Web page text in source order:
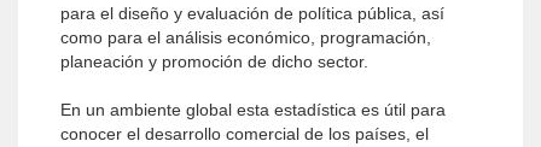
para el diseño y evaluación de política pública, así
como para el análisis económico, programación,
planeación y promoción de dicho sector.
En un ambiente global esta estadística es útil para
conocer el desarrollo comercial de los países, el